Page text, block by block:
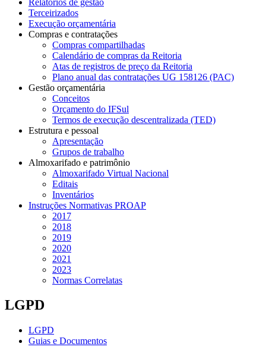
Terceirizados
Execução orçamentária
Compras e contratações
Compras compartilhadas
Calendário de compras da Reitoria
Atas de registros de preço da Reitoria
Plano anual das contratações UG 158126 (PAC)
Gestão orçamentária
Conceitos
Orçamento do IFSul
Termos de execução descentralizada (TED)
Estrutura e pessoal
Apresentação
Grupos de trabalho
Almoxarifado e patrimônio
Almoxarifado Virtual Nacional
Editais
Inventários
Instruções Normativas PROAP
2017
2018
2019
2020
2021
2023
Normas Correlatas
LGPD
LGPD
Guias e Documentos